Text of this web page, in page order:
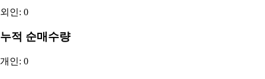
외인: 0
누적 순매수량
개인: 0